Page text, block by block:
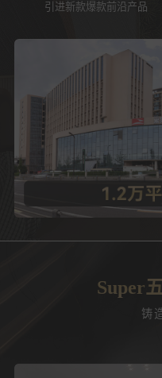
引进新款爆款前沿产品
Super
铸